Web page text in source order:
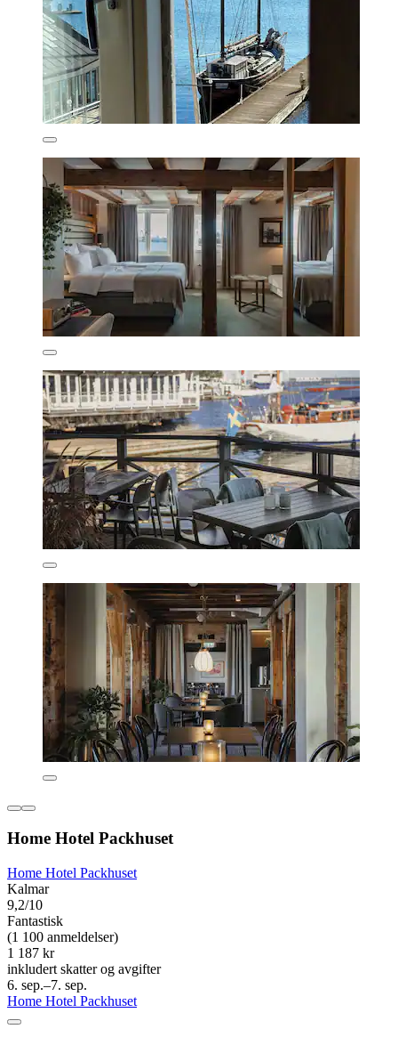
Home Hotel Packhuset
Home Hotel Packhuset
Kalmar
9,2/10
Fantastisk
(1 100 anmeldelser)
1 187 kr
inkludert skatter og avgifter
6. sep.–7. sep.
Home Hotel Packhuset